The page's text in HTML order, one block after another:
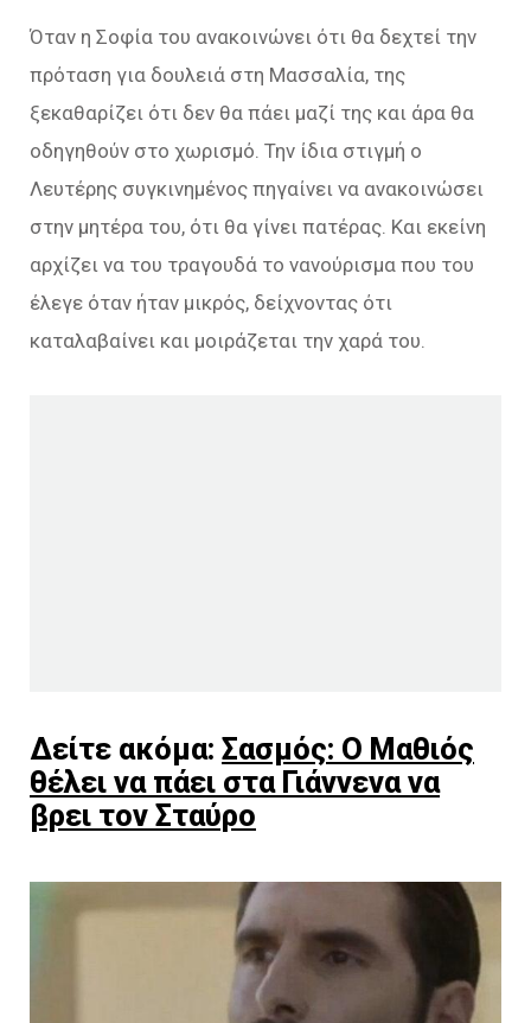
Όταν η Σοφία του ανακοινώνει ότι θα δεχτεί την
πρόταση για δουλειά στη Μασσαλία, της
ξεκαθαρίζει ότι δεν θα πάει μαζί της και άρα θα
οδηγηθούν στο χωρισμό. Την ίδια στιγμή ο
Λευτέρης συγκινημένος πηγαίνει να ανακοινώσει
στην μητέρα του, ότι θα γίνει πατέρας. Και εκείνη
αρχίζει να του τραγουδά το νανούρισμα που του
έλεγε όταν ήταν μικρός, δείχνοντας ότι
καταλαβαίνει και μοιράζεται την χαρά του.
Δείτε ακόμα: Σασμός: Ο Μαθιός
θέλει να πάει στα Γιάννενα να
βρει τον Σταύρο